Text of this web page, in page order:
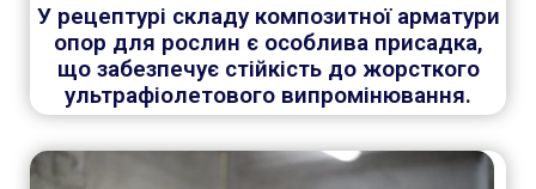
У рецептурі складу композитної арматури
опор для рослин є особлива присадка,
що забезпечує стійкість до жорсткого
ультрафіолетового випромінювання.